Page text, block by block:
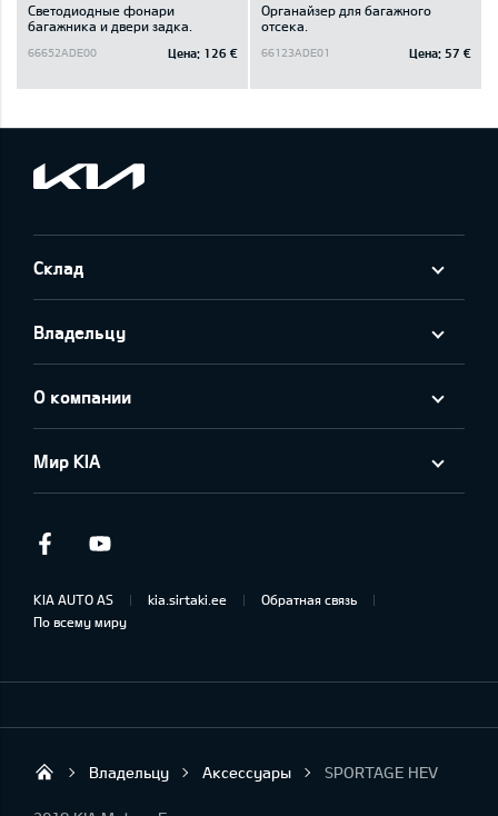
Светодиодные фонари
багажника и двери задка.
66652ADE00 Цена: 126 €
Oрганайзер для багажного
отсека.
66123ADE01 Цена: 57 €
Склад
Владельцу
О компании
Мир KIA
Facebook
KIA AUTO AS kia.sirtaki.ee
Обратная связь
По всему миру
Sirtaki OÜ
Владельцу Аксессуары SPORTAGE HEV